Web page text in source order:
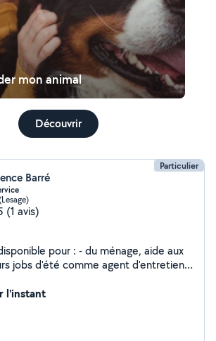
mon animal
Découvrir
Particulier
Barré
(1 avis)
pour : - du ménage, aide aux
jobs d'été comme agent d'entretien à
d'un master) pour le primaire (toutes
l'instant